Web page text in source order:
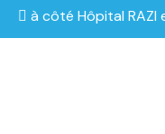
à côté Hôpital RAZI